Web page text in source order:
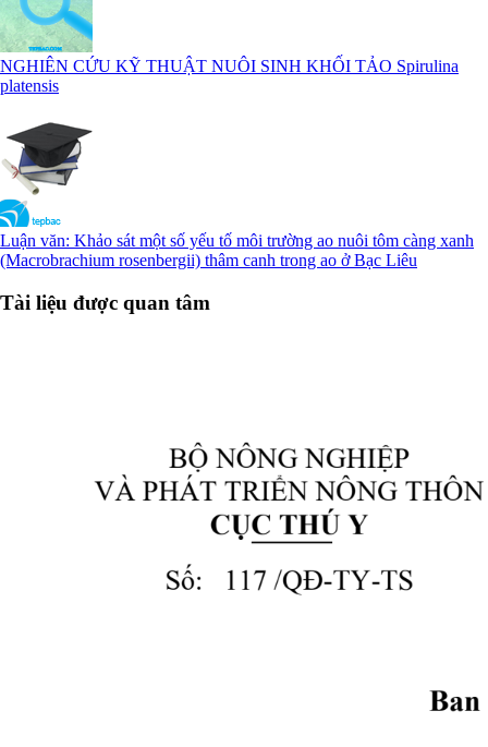
NGHIÊN CỨU KỸ THUẬT NUÔI SINH KHỐI TẢO Spirulina
platensis
Luận văn: Khảo sát một số yếu tố môi trường ao nuôi tôm càng xanh
(Macrobrachium rosenbergii) thâm canh trong ao ở Bạc Liêu
Tài liệu được quan tâm